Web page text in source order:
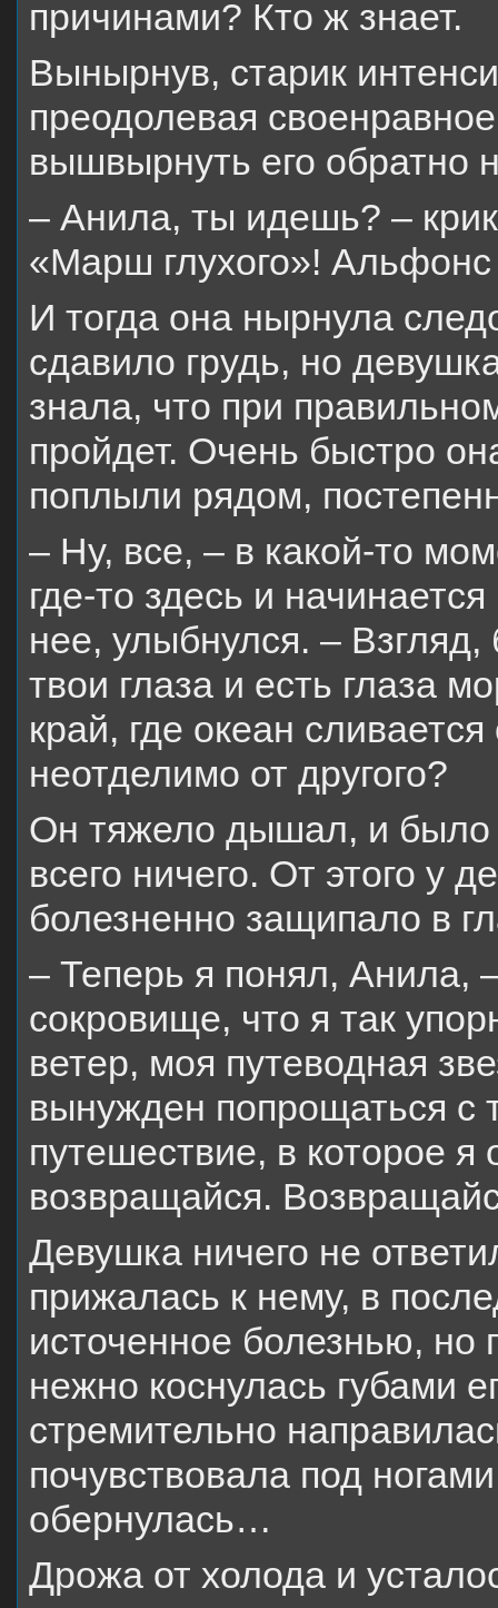
причинами? Кто ж знает.
Вынырнув, старик
преодолевая
вышвырнуть его обратно
– Анила, ты идешь? –
«Марш глухого»!
И тогда она нырнула
сдавило грудь, но
знала, что при
пройдет. Очень быстро
поплыли рядом,
– Ну, все, – в какой-то
где-то здесь и
нее, улыбнулся. –
твои глаза и есть глаза
край, где океан
неотделимо от другого?
Он тяжело дышал, и было
всего ничего. От этого у
болезненно защипало в
– Теперь я понял, Анила,
сокровище, что я так
ветер, моя путеводная
вынужден попрощаться с
путешествие, в которое
возвращайся.
Девушка ничего не
прижалась к нему, в
источенное болезнью,
нежно коснулась губами
стремительно
почувствовала под
обернулась…
Дрожа от холода и